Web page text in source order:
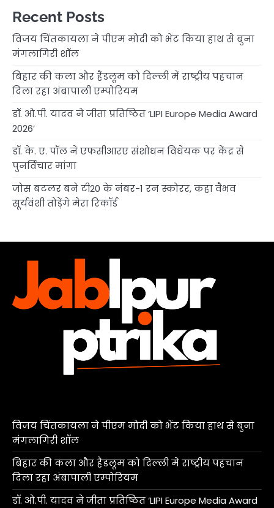
Recent Posts
विजय चिंतकायला ने पीएम मोदी को भेंट किया हाथ से बुना
मंगलागिरी शॉल
बिहार की कला और हैंडलूम को दिल्ली में राष्ट्रीय पहचान
दिला रहा अंबापाली एम्पोरियम
डॉ. ओ.पी. यादव ने जीता प्रतिष्ठित ‘LIPI Europe Media Award
2026’
डॉ. के. ए. पॉल ने एफसीआरए संशोधन विधेयक पर केंद्र से
पुनर्विचार मांगा
जोस बटलर बने टी20 के नंबर-1 रन स्कोरर, कहा वैभव
सूर्यवंशी तोड़ेंगे मेरा रिकॉर्ड
विजय चिंतकायला ने पीएम मोदी को भेंट किया हाथ से बुना
मंगलागिरी शॉल
बिहार की कला और हैंडलूम को दिल्ली में राष्ट्रीय पहचान
दिला रहा अंबापाली एम्पोरियम
डॉ. ओ.पी. यादव ने जीता प्रतिष्ठित ‘LIPI Europe Media Award